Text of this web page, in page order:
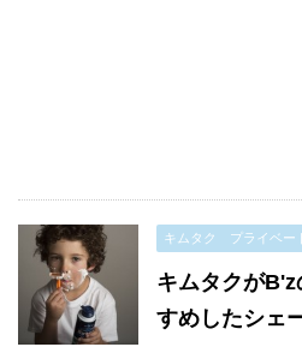
キムタク プライベー
キムタクが
すめしたシェ